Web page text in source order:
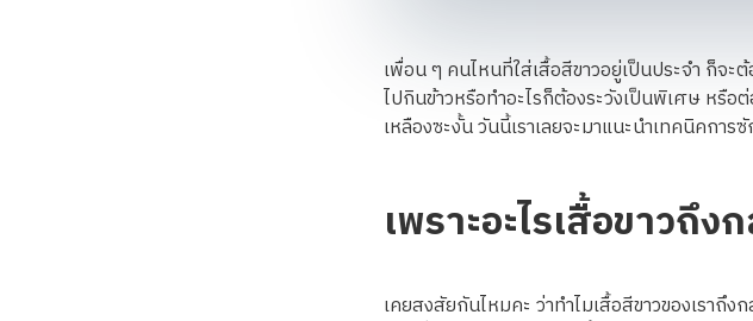
เพื่อน ๆ คนไหนที่ใส่เสื้อสีขาวอยู่เป็นประจำ ก็จะ
ไปกินข้าวหรือทำอะไรก็ต้องระวังเป็นพิเศษ หรือ
เหลืองซะงั้น วันนี้เราเลยจะมาแนะนำเทคนิคการ
เพราะอะไรเสื้อขาวถึง
เคยสงสัยกันไหมคะ ว่าทำไมเสื้อสีขาวของเราถึ